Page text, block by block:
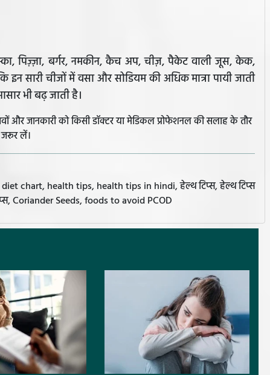
पिज़्ज़ा, बर्गर, नमकीन, कैच अप, चीज़, पैकेट वाली जूस, केक,
सारी चीजों में वसा और सोडियम की अधिक मात्रा पायी जाती
भी बढ़ जाती है।
और जानकारी को किसी डॉक्टर या मेडिकल प्रोफेशनल की सलाह के तौर
जरूर लें।
chart, health tips, health tips in hindi, हेल्थ टिप्स, हेल्थ टिप्स
Coriander Seeds, foods to avoid PCOD